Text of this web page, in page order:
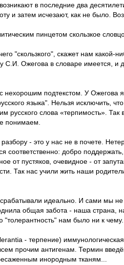
в последние два
и затем исчезают, как не было.
пинцетом скользкое
"скользкого", скажет нам
С.И. Ожегова в словаре имеется, и
с нехорошим подтекстом. У
языка". Нельзя исключить,
русского слова «терпимость».
понимаем.
- это у нас не в почете.
соответственно: добро
от пустяков, очевидное - от
Так нас учили жить наши
идеально. И сами мы
общая забота - наша страна,
нам было ни к
- терпение)
прочим антигенам. Термин
инородным тканям...